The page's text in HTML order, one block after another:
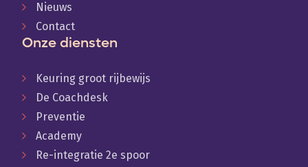
Nieuws
Contact
Onze diensten
Keuring groot rijbewijs
De Coachdesk
Preventie
Academy
Re-integratie 2e spoor